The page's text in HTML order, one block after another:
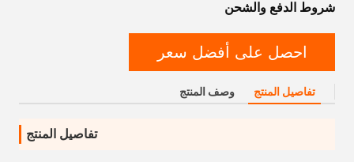
شروط الدفع والشحن
احصل على أفضل سعر
تفاصيل المنتج وصف المنتج
تفاصيل المنتج